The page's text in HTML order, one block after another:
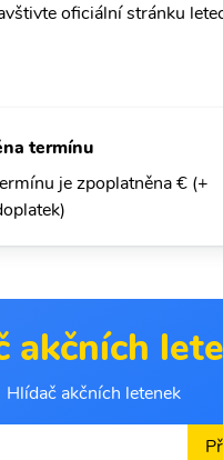
oficiální stránku
termínu
je zpoplatněna € (+
akčních
Hlídač akčních letenek